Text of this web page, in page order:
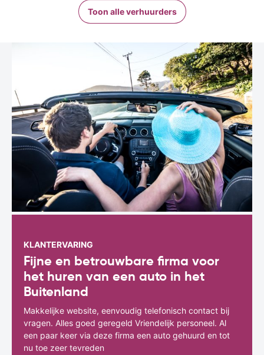
Toon alle verhuurders
KLANTERVARING
Fijne en betrouwbare firma voor
het huren van een auto in het
Buitenland
Makkelijke website, eenvoudig telefonisch contact bij
vragen. Alles goed geregeld Vriendelijk personeel. Al
een paar keer via deze firma een auto gehuurd en tot
nu toe zeer tevreden